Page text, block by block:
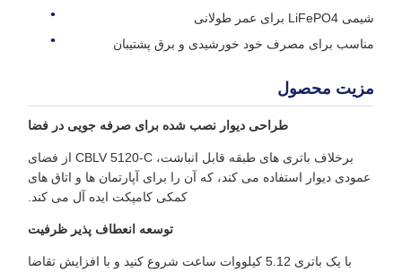
شیمی LiFePO4 برای عمر طولانی
مناسب برای مصرف خود خورشیدی و برق پشتیبان
مزیت محصول
طراحی دیوار نصب شده برای صرفه جویی در فضا
برخلاف باتری های طبقه قابل انباشت، CBLV 5120-C از فضای
عمودی دیوار استفاده می کند، که آن را برای آپارتمان ها و اتاق های
کمکی کامپکت ایده آل می کند.
توسعه انعطاف پذیر ظرفیت
با یک باتری 5.12 کیلووات ساعت شروع کنید و با افزایش تقاضا